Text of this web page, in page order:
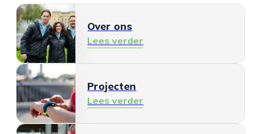
Over ons
Lees verder
Projecten
Lees verder